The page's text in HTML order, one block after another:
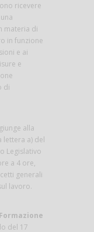
ricevere
materia di
in funzione
e ai
e
di
alla
lettera a) del
Legislativo
a 4 ore,
generali
lavoro.
Formazione
del 17